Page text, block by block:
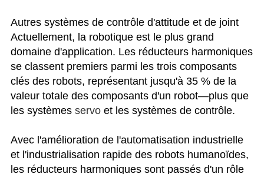
Autres systèmes de contrôle d'attitude et de joint
Actuellement, la robotique est le plus grand
domaine d'application. Les réducteurs harmoniques
se classent premiers parmi les trois composants
clés des robots, représentant jusqu'à 35 % de la
valeur totale des composants d'un robot—plus que
les systèmes servoet les systèmes de contrôle.
Avec l'amélioration de l'automatisation industrielle
et l'industrialisation rapide des robots humanoïdes,
les réducteurs harmoniques sont passés d'un rôle